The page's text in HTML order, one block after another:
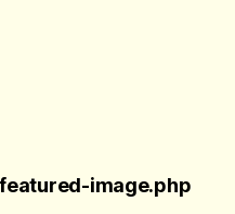
image.php